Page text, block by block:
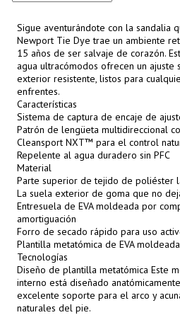
Sigue aventurándote con la sandalia
Newport Tie Dye trae un ambiente
15 años de ser salvaje de corazón.
agua ultracómodos ofrecen un ajuste
exterior resistente, listos para
enfrentes.
Características
Sistema de captura de encaje de
Patrón de lengüeta multidireccional
Cleansport NXT™ para el control
Repelente al agua duradero sin PFC
Material
Parte superior de tejido de poliéster
La suela exterior de goma que no
Entresuela de EVA moldeada por
amortiguación
Forro de secado rápido para uso
Plantilla metatómica de EVA moldeada
Tecnologías
Diseño de plantilla metatómica Este
interno está diseñado
excelente soporte para el arco y
naturales del pie.